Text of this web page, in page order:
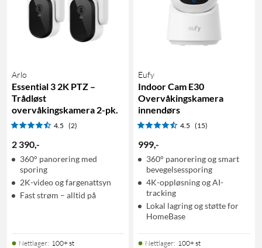
Arlo
Essential 3 2K PTZ –
Trådløst
overvåkingskamera 2-pk.
4.5 (2)
2 390,-
360° panorering med
sporing
2K-video og fargenattsyn
Fast strøm – alltid på
Nettlager: 100+ st
Eufy
Indoor Cam E30
Overvåkingskamera
innendørs
4.5 (15)
999,-
360­° panorering og smart
bevegelsessporing
4K-oppløsning og AI-
tracking
Lokal lagring og støtte for
HomeBase
Nettlager: 100+ st